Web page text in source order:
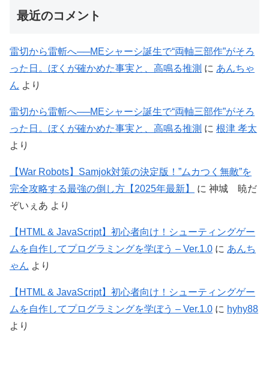
最近のコメント
雷切から雷斬へ──MEシャーシ誕生で“両軸三部作”がそろ
った日。ぼくが確かめた事実と、高鳴る推測 に あんちゃ
ん より
雷切から雷斬へ──MEシャーシ誕生で“両軸三部作”がそろ
った日。ぼくが確かめた事実と、高鳴る推測 に 根津 孝太
より
【War Robots】Samjok対策の決定版！”ムカつく無敵”を
完全攻略する最強の倒し方【2025年最新】
に 神城 暁だ
ぞいぇあ より
【HTML & JavaScript】初心者向け！シューティングゲー
ムを自作してプログラミングを学ぼう – Ver.1.0 に あんち
ゃん より
【HTML & JavaScript】初心者向け！シューティングゲー
ムを自作してプログラミングを学ぼう – Ver.1.0 に hyhy88
より